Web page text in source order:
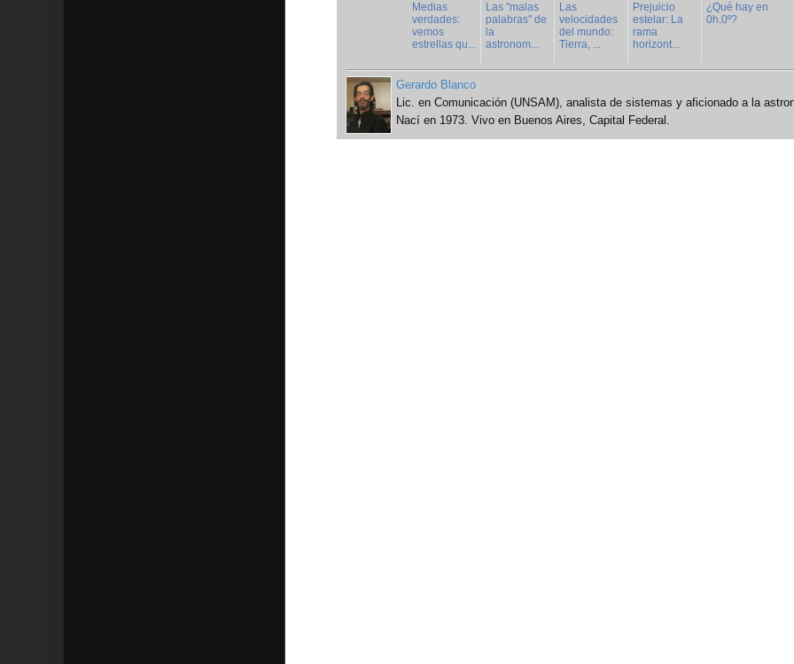
Medias
verdades:
vemos
estrellas qu...
Las "malas
palabras" de
la
astronom...
Las
velocidades
del mundo:
Tierra, ...
Prejuicio
estelar: La
rama
horizont...
¿Qué hay en
0h,0º?
Gerardo Blanco
Lic. en Comunicación (UNSAM), analista de sistemas y aficionado a la
Nací en 1973. Vivo en Buenos Aires, Capital Federal.